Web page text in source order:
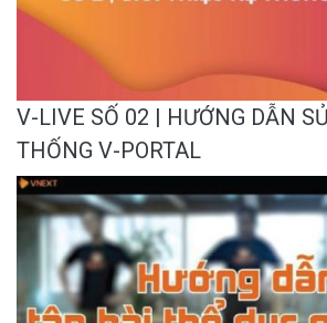
V-LIVE SỐ 02 | HƯỚNG DẪN
THỐNG V-PORTAL